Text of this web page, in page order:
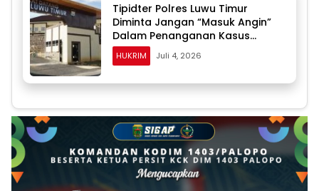
Tipidter Polres Luwu Timur
Diminta Jangan “Masuk Angin”
Dalam Penanganan Kasus
Dugaan Penyalahgunaan BBM
Solar Subsidi
HUKRIM Juli 4, 2026